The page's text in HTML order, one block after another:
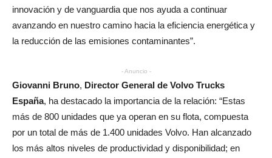
innovación y de vanguardia que nos ayuda a continuar
avanzando en nuestro camino hacia la eficiencia energética y
la reducción de las emisiones contaminantes”.
- Anuncio -
Giovanni Bruno, Director General de Volvo Trucks
España, ha destacado la importancia de la relación: “Estas
más de 800 unidades que ya operan en su flota, compuesta
por un total de más de 1.400 unidades Volvo. Han alcanzado
los más altos niveles de productividad y disponibilidad; en